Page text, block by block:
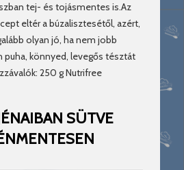
tej- és tojásmentes is.Az
eltér a búzalisztesétől, azért,
olyan jó, ha nem jobb
puha, könnyed, levegős tésztát
250 g Nutrifree
SÜTVE